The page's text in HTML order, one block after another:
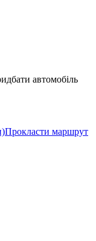
автомобіль
Прокласти маршрут